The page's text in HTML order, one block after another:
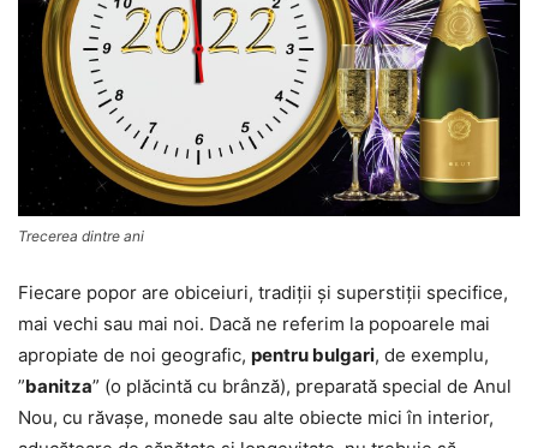
Trecerea dintre ani
Fiecare popor are obiceiuri, tradiţii şi superstiţii specifice,
mai vechi sau mai noi. Dacă ne referim la popoarele mai
apropiate de noi geografic, pentru bulgari, de exemplu,
”banitza” (o plăcintă cu brânză), preparată special de Anul
Nou, cu răvaşe, monede sau alte obiecte mici în interior,